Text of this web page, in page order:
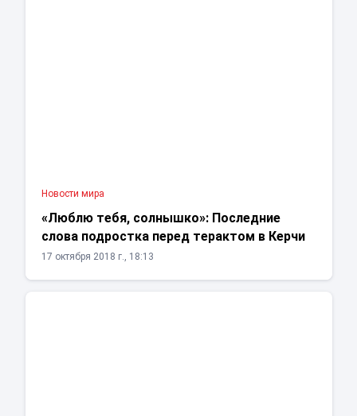
Новости мира
«Люблю тебя, солнышко»: Последние
слова подростка перед терактом в Керчи
17 октября 2018 г., 18:13